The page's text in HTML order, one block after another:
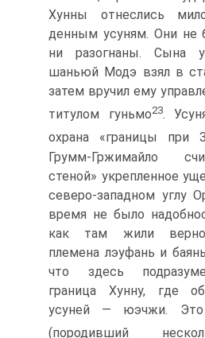
Хунны отнеслись
денным усуням. Они не
ни разогнаны. Сына
шаньюй Модэ взял в
затем вручил ему
титулом гуньмо23.
охрана «границы при
Грумм-Гржимайло
стеной» укрепленное
северо-западном углу
время не было
как там жили
племена лэуфань и
что здесь
граница Хунну, где
усуней — юэчжи. Это
(породивший